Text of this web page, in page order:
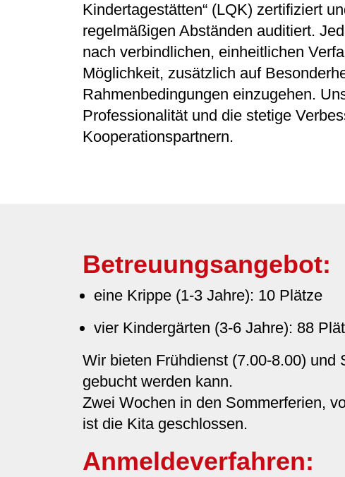
Kindertagestätten“ (LQK) zertifiziert
regelmäßigen Abständen auditiert.
nach verbindlichen, einheitlichen
Möglichkeit, zusätzlich auf
Rahmenbedingungen einzugehen.
Professionalität und die stetige
Kooperationspartnern.
Betreuungsangebot:
eine Krippe (1-3 Jahre): 10 Plätze
vier Kindergärten (3-6 Jahre): 88
Wir bieten Frühdienst (7.00-8.00)
gebucht werden kann.
Zwei Wochen in den Sommerferien,
ist die Kita geschlossen.
Anmeldeverfahren: